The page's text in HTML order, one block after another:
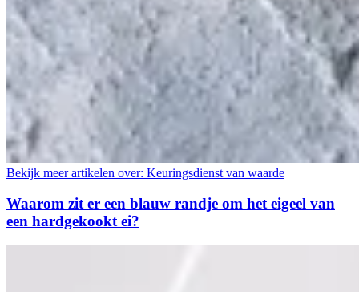
Bekijk meer artikelen over: Keuringsdienst van waarde
Waarom zit er een blauw randje om het eigeel van
een hardgekookt ei?